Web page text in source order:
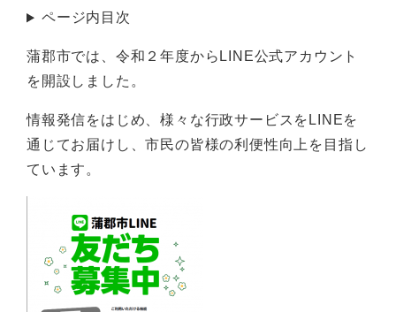
ページ内目次
蒲郡市では、令和２年度からLINE公式アカウント
を開設しました。
情報発信をはじめ、様々な行政サービスをLINEを
通じてお届けし、市民の皆様の利便性向上を目指し
ています。